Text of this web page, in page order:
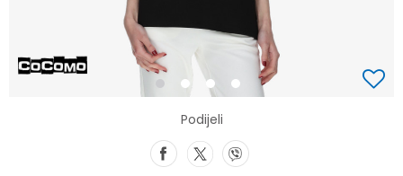
1 2 3 4
Podijeli